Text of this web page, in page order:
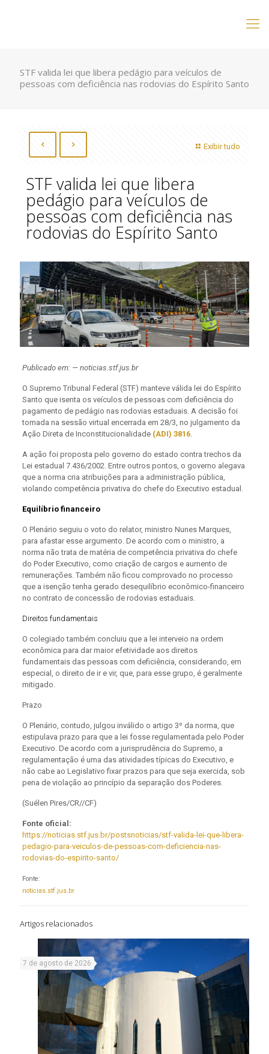
STF valida lei que libera pedágio para veículos de
pessoas com deficiência nas rodovias do Espírito Santo
Exibir tudo
STF valida lei que libera
pedágio para veículos de
pessoas com deficiência nas
rodovias do Espírito Santo
Publicado em: — noticias.stf.jus.br
O Supremo Tribunal Federal (STF) manteve válida lei do Espírito
Santo que isenta os veículos de pessoas com deficiência do
pagamento de pedágio nas rodovias estaduais. A decisão foi
tomada na sessão virtual encerrada em 28/3, no julgamento da
Ação Direta de Inconstitucionalidade (ADI) 3816.
A ação foi proposta pelo governo do estado contra trechos da
Lei estadual 7.436/2002. Entre outros pontos, o governo alegava
que a norma cria atribuições para a administração pública,
violando competência privativa do chefe do Executivo estadual.
Equilíbrio financeiro
O Plenário seguiu o voto do relator, ministro Nunes Marques,
para afastar esse argumento. De acordo com o ministro, a
norma não trata de matéria de competência privativa do chefe
do Poder Executivo, como criação de cargos e aumento de
remunerações. Também não ficou comprovado no processo
que a isenção tenha gerado desequilíbrio econômico-financeiro
no contrato de concessão de rodovias estaduais.
Direitos fundamentais
O colegiado também concluiu que a lei interveio na ordem
econômica para dar maior efetividade aos direitos
fundamentais das pessoas com deficiência, considerando, em
especial, o direito de ir e vir, que, para esse grupo, é geralmente
mitigado.
Prazo
O Plenário, contudo, julgou inválido o artigo 3º da norma, que
estipulava prazo para que a lei fosse regulamentada pelo Poder
Executivo. De acordo com a jurisprudência do Supremo, a
regulamentação é uma das atividades típicas do Executivo, e
não cabe ao Legislativo fixar prazos para que seja exercida, sob
pena de violação ao princípio da separação dos Poderes.
(Suélen Pires/CR//CF)
Fonte oficial:
https://noticias.stf.jus.br/postsnoticias/stf-valida-lei-que-libera-
pedagio-para-veiculos-de-pessoas-com-deficiencia-nas-
rodovias-do-espirito-santo/
Fonte:
noticias.stf.jus.br
Artigos relacionados
7 de agosto de 2026